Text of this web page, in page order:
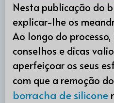
Nesta publicação do
explicar-lhe os
Ao longo do
conselhos e dicas
aperfeiçoar os seus
com que a remoção
borracha de silicone